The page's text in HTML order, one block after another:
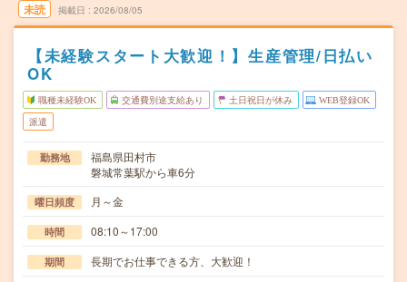
未読 掲載日 2026/08/05
【未経験スタート大歓迎！】生産管理/日払い
OK
職種未経験OK 交通費別途支給あり 土日祝日が休み WEB登録OK
派遣
勤務地
福島県田村市
磐城常葉駅から車6分
曜日頻度 月～金
時間 08:10～17:00
期間 長期でお仕事できる方、大歓迎！